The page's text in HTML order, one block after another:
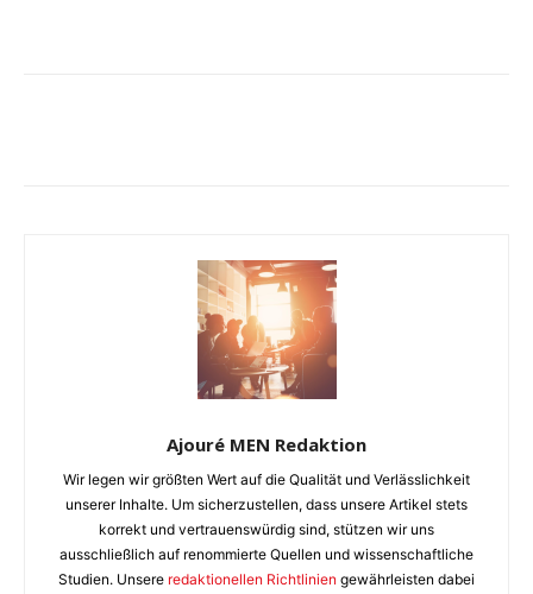
Ajouré MEN Redaktion
Wir legen wir größten Wert auf die Qualität und Verlässlichkeit
unserer Inhalte. Um sicherzustellen, dass unsere Artikel stets
korrekt und vertrauenswürdig sind, stützen wir uns
ausschließlich auf renommierte Quellen und wissenschaftliche
Studien. Unsere redaktionellen Richtlinien gewährleisten dabei